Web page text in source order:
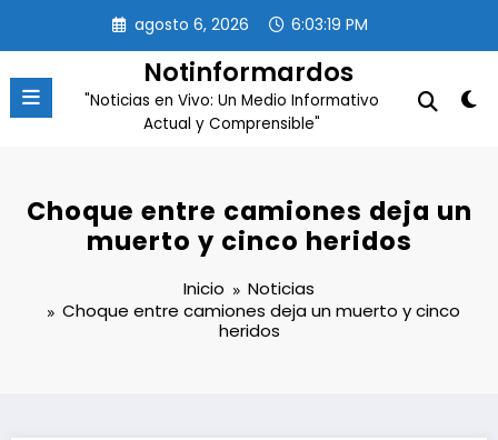
contenido
agosto 6, 2026 6:03:20 PM
Notinformardos
"Noticias en Vivo: Un Medio Informativo
Actual y Comprensible"
Choque entre camiones deja un
muerto y cinco heridos
Inicio
Noticias
Choque entre camiones deja un muerto y cinco
heridos